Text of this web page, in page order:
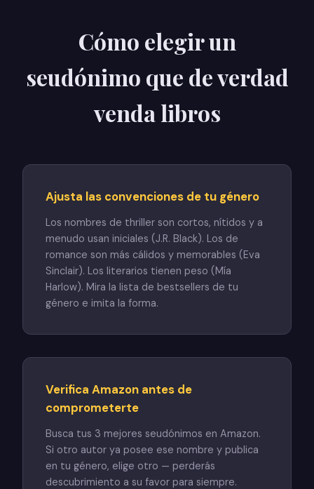
Cómo elegir un
seudónimo que de verdad
venda libros
Ajusta las convenciones de tu género
Los nombres de thriller son cortos, nítidos y a
menudo usan iniciales (J.R. Black). Los de
romance son más cálidos y memorables (Eva
Sinclair). Los literarios tienen peso (Mía
Harlow). Mira la lista de bestsellers de tu
género e imita la forma.
Verifica Amazon antes de
comprometerte
Busca tus 3 mejores seudónimos en Amazon.
Si otro autor ya posee ese nombre y publica
en tu género, elige otro — perderás
descubrimiento a su favor para siempre.